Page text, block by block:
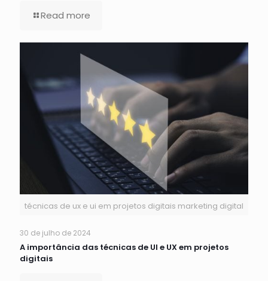
Read more
técnicas de ux e ui em projetos digitais marketing digital
30 de julho de 2024
A importância das técnicas de UI e UX em projetos
digitais